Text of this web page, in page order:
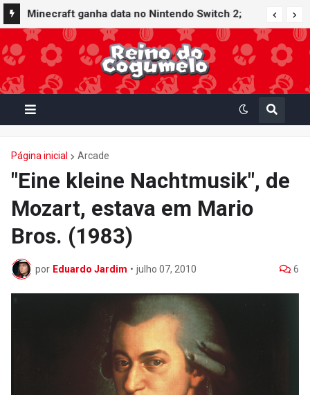
Minecraft ganha data no Nintendo Switch 2;
Super Mario Mash-Up receberá atualização
gráfica exclusiva
Página inicial Arcade
"Eine kleine Nachtmusik", de
Mozart, estava em Mario
Bros. (1983)
por Eduardo Jardim • julho 07, 2010 6